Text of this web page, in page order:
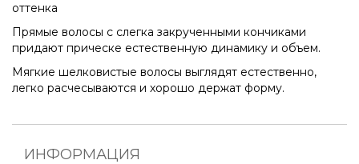
оттенка
Прямые волосы с слегка закрученными кончиками
придают прическе естественную динамику и объем.
Мягкие шелковистые волосы выглядят естественно,
легко расчесываются и хорошо держат форму.
ИНФОРМАЦИЯ